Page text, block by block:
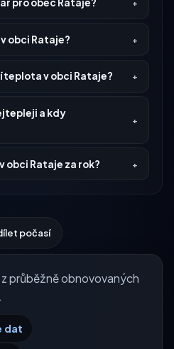
pro obec Rataje?
obci Rataje?
teplota v obci Rataje?
a kdy
obci Rataje za rok?
počasí
průběžně obnovovaných
dat